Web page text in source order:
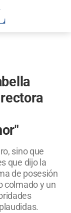
sino que
que dijo la
de posesión
colmado y un